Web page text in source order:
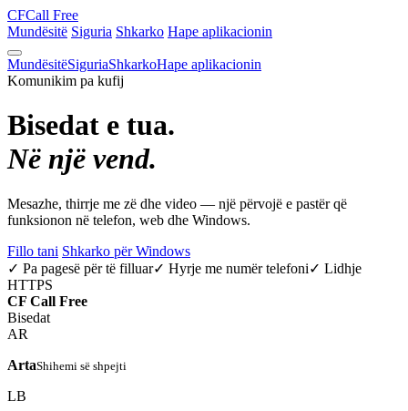
CFCall Free
Mundësitë Siguria Shkarko Hape aplikacionin
MundësitëSiguriaShkarkoHape aplikacionin
Komunikim pa kufij
Bisedat e tua.
Në një vend.
Mesazhe, thirrje me zë dhe video — një përvojë e pastër që
funksionon në telefon, web dhe Windows.
Fillo tani Shkarko për Windows
✓ Pa pagesë për të filluar✓ Hyrje me numër telefoni✓ Lidhje
HTTPS
CF Call Free
Bisedat
AR
ArtaShihemi së shpejti
LB